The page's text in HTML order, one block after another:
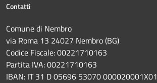
Contatti
Comune di Nembro
via Roma 13 24027 Nembro (BG)
Codice Fiscale: 00221710163
Partita IVA: 00221710163
IBAN: IT 31 D 05696 53070 000020001X01